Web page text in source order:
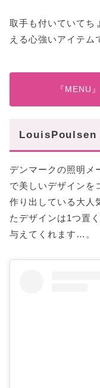
取手も付いていてち
える心強いアイテム
『MENU
LouisPoulsen
デンマークの照明メ
で美しいデザインを
作り出している大人
たデザインは1つ置
与えてくれます…。